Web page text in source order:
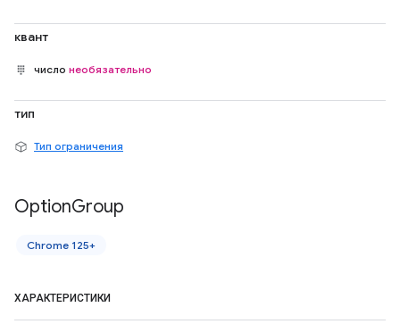
квант
число необязательно
тип
Тип ограничения
OptionGroup
Chrome 125+
ХАРАКТЕРИСТИКИ